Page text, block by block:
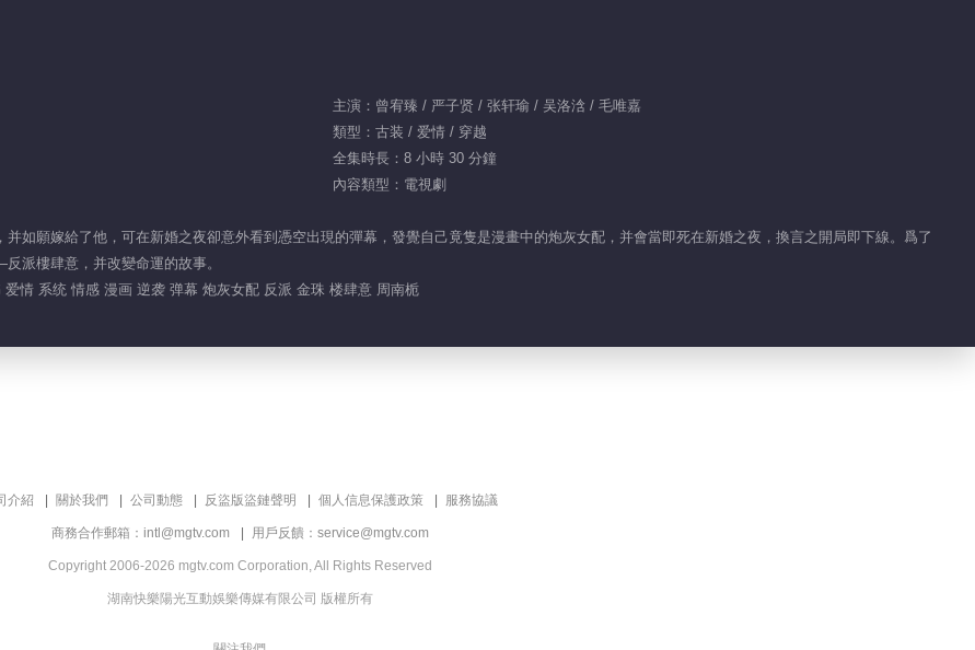
婚書成索命符
主演：曾宥臻 / 严子贤 / 张轩瑜 / 吴洛浛 / 毛唯嘉
類型：古装 / 爱情 / 穿越
全集時長：8 小時 30 分鐘
內容類型：電視劇
如願嫁給了他，可在新婚之夜卻意外看到憑空出現的彈幕，發覺自己竟隻是漫畫中的炮灰女配，并會當即死在新婚之夜，換言之開局即下線。爲了
派樓肆意，并改變命運的故事。
情 系统 情感 漫画 逆袭 弹幕 炮灰女配 反派 金珠 楼肆意 周南栀
介紹 關於我們 公司動態 反盜版盜鏈聲明 個人信息保護政策 服務協議
商務合作郵箱：intl@mgtv.com 用戶反饋：service@mgtv.com
Copyright 2006-2026 mgtv.com Corporation, All Rights Reserved
湖南快樂陽光互動娛樂傳媒有限公司 版權所有